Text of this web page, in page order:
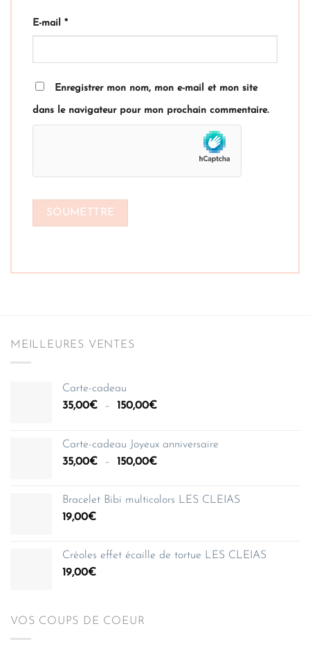
E-mail *
Enregistrer mon nom, mon e-mail et mon site
dans le navigateur pour mon prochain commentaire.
MEILLEURES VENTES
Carte-cadeau
35,00€ – 150,00€Plage
35,00€
à
Carte-cadeau Joyeux anniversaire
35,00€ – 150,00€Plage
35,00€
Bracelet Bibi multicolors LES CLEIAS
19,00€
Créoles effet écaille de tortue LES CLEIAS
19,00€
VOS COUPS DE COEUR